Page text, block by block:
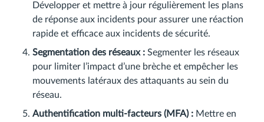
Développer et mettre à jour régulièrement les plans
de réponse aux incidents pour assurer une réaction
rapide et efficace aux incidents de sécurité.
Segmentation des réseaux : Segmenter les réseaux
pour limiter l’impact d’une brèche et empêcher les
mouvements latéraux des attaquants au sein du
réseau.
Authentification multi-facteurs (MFA) : Mettre en